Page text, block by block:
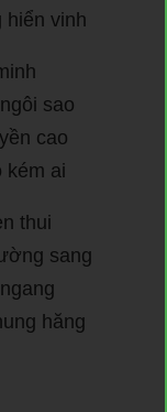
vinh
sao
cao
kém ai
thui
sang
hăng